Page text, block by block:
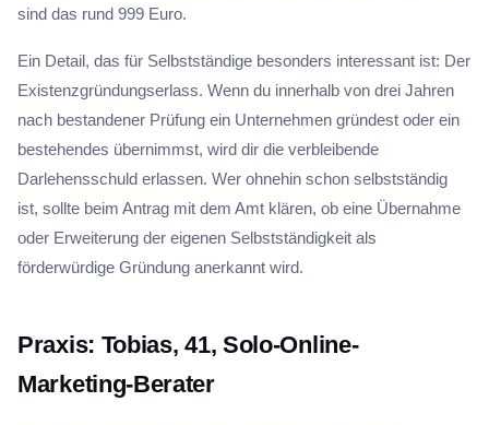
sind das rund 999 Euro.
Ein Detail, das für Selbstständige besonders interessant ist: Der
Existenzgründungserlass. Wenn du innerhalb von drei Jahren
nach bestandener Prüfung ein Unternehmen gründest oder ein
bestehendes übernimmst, wird dir die verbleibende
Darlehensschuld erlassen. Wer ohnehin schon selbstständig
ist, sollte beim Antrag mit dem Amt klären, ob eine Übernahme
oder Erweiterung der eigenen Selbstständigkeit als
förderwürdige Gründung anerkannt wird.
Praxis: Tobias, 41, Solo-Online-
Marketing-Berater